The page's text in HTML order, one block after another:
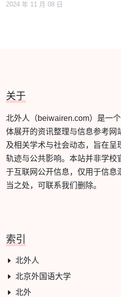
2024 年 11 月 08 日
关于
北外人（beiwairen.com）是一
体展开的资讯整理与信息参考网
及相关学术与社会动态，旨在呈
轨迹与公共影响。本站并非学校
于互联网公开信息，仅用于信息
当之处，可联系我们删除。
索引
北外人
北京外国语大学
北外